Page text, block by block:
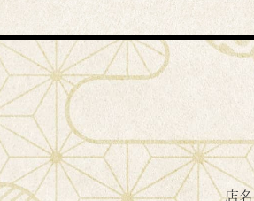
店名